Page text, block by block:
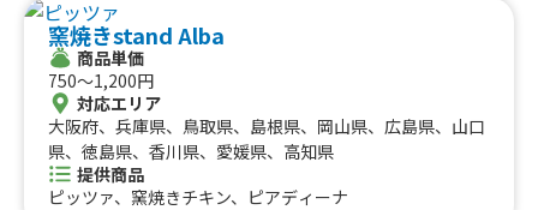
窯焼きstand Alba
商品単価
750〜1,200円
対応エリア
大阪府、兵庫県、鳥取県、島根県、岡山県、広島県、山口
県、徳島県、香川県、愛媛県、高知県
提供商品
ピッツァ、窯焼きチキン、ピアディーナ